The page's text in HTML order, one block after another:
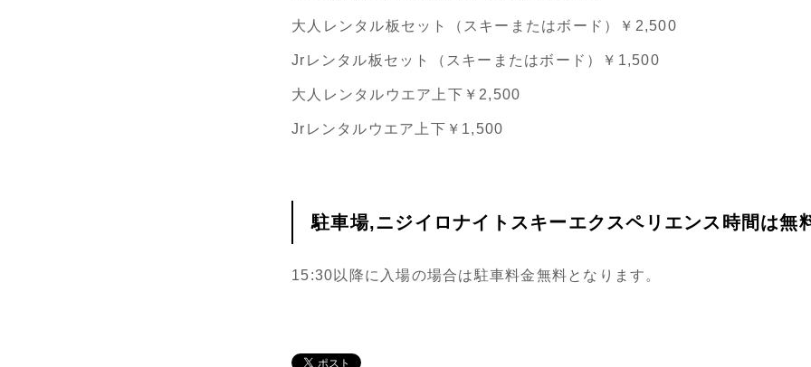
大人レンタル板セット（スキーまたはボード）￥2,500
Jrレンタル板セット（スキーまたはボード）￥1,500
大人レンタルウエア上下￥2,500
Jrレンタルウエア上下￥1,500
駐車場,ニジイロナイトスキーエクスペリエンス時間は無
15:30以降に入場の場合は駐車料金無料となります。